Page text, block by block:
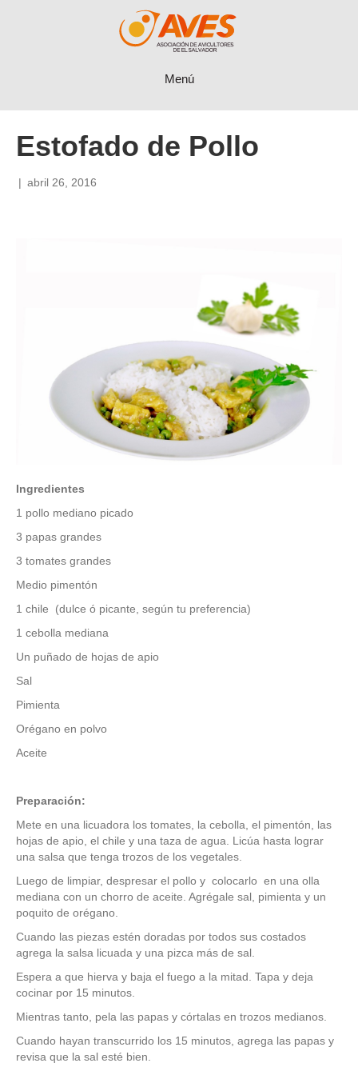
Menú
Estofado de Pollo
| abril 26, 2016
Ingredientes
1 pollo mediano picado
3 papas grandes
3 tomates grandes
Medio pimentón
1 chile (dulce ó picante, según tu preferencia)
1 cebolla mediana
Un puñado de hojas de apio
Sal
Pimienta
Orégano en polvo
Aceite
Preparación:
Mete en una licuadora los tomates, la cebolla, el pimentón, las
hojas de apio, el chile y una taza de agua. Licúa hasta lograr
una salsa que tenga trozos de los vegetales.
Luego de limpiar, despresar el pollo y colocarlo en una olla
mediana con un chorro de aceite. Agrégale sal, pimienta y un
poquito de orégano.
Cuando las piezas estén doradas por todos sus costados
agrega la salsa licuada y una pizca más de sal.
Espera a que hierva y baja el fuego a la mitad. Tapa y deja
cocinar por 15 minutos.
Mientras tanto, pela las papas y córtalas en trozos medianos.
Cuando hayan transcurrido los 15 minutos, agrega las papas y
revisa que la sal esté bien.